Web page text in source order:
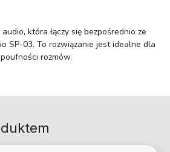
która łączy się bezpośrednio ze
SP-03. To rozwiązanie jest idealne dla
rozmów.